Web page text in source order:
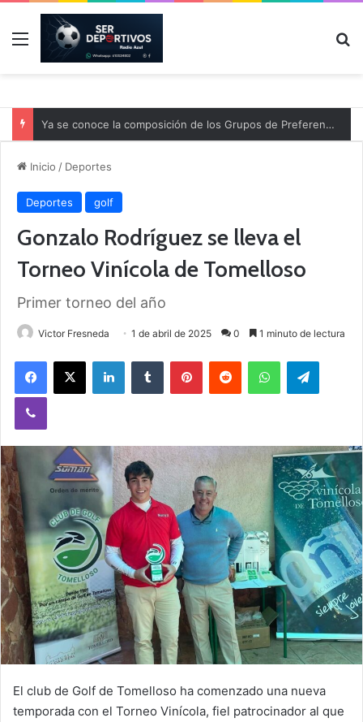
Menú
Ya se conoce la composición de los Grupos de Preferente y el calendario
Inicio / Deportes
Deportes golf
Gonzalo Rodríguez se lleva el
Torneo Vinícola de Tomelloso
Primer torneo del año
Victor Fresneda 1 de abril de 2025 0 1 minuto de lectura
El club de Golf de Tomelloso ha comenzado una nueva
temporada con el Torneo Vinícola, fiel patrocinador al que